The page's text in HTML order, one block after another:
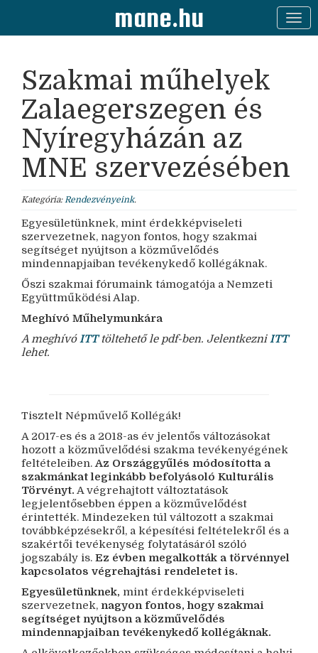
mane.hu
Szakmai műhelyek
Zalaegerszegen és
Nyíregyházán az
MNE szervezésében
Kategória:Rendezvényeink.
Egyesületünknek, mint érdekképviseleti
szervezetnek, nagyon fontos, hogy szakmai
segítséget nyújtson a közművelődés
mindennapjaiban tevékenykedő kollégáknak.
Őszi szakmai fórumaink támogatója a Nemzeti
Együttműködési Alap.
Meghívó Műhelymunkára
A meghívóITT töltehető le pdf-ben. JelentkezniITT
lehet.
Tisztelt Népművelő Kollégák!
A 2017-es és a 2018-as év jelentős változásokat
hozott a közművelődési szakma tevékenyégének
feltételeiben.Az Országgyűlés módosította a
szakmánkat leginkább befolyásoló Kulturális
Törvényt. A végrehajtott változtatások
legjelentősebben éppen a közművelődést
érintették. Mindezeken túl változott a szakmai
továbbképzésekről, a képesítési feltételekről és a
szakértői tevékenység folytatásáról szóló
jogszabály is. Ez évben megalkották a törvénnyel
kapcsolatos végrehajtási rendeletet is.
Egyesületünknek, mint érdekképviseleti
szervezetnek, nagyon fontos, hogy szakmai
segítséget nyújtson a közművelődés
mindennapjaiban tevékenykedő kollégáknak.